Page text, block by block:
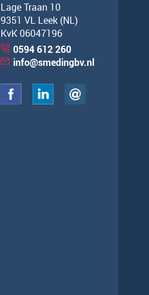
Lage Traan 10
9351 VL Leek (NL)
KvK 06047196
0594 612 260
info@smedingbv.nl